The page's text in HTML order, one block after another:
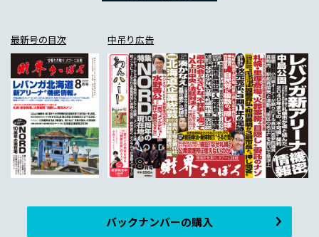
最新号の目次 中吊り広告
バックナンバーの購入